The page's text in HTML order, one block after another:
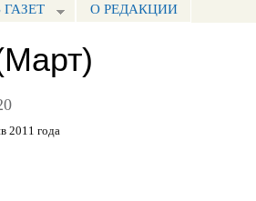
О РЕДАКЦИИ
2011 года